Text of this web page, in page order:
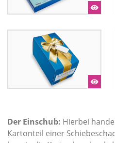
Der Einschub: Hierbei
Kartonteil einer